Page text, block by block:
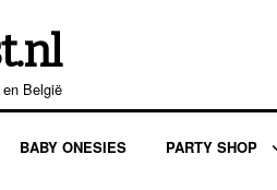
België
BABY ONESIES PARTY SHOP